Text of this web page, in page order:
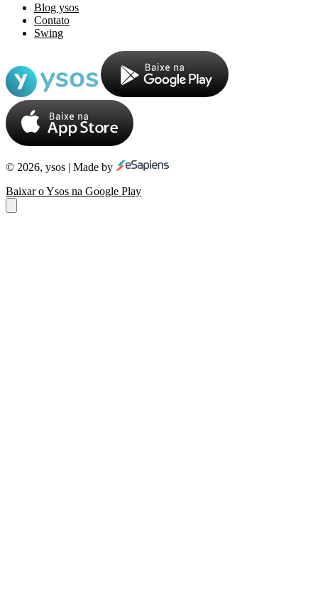
Blog ysos
Contato
Swing
© 2026, ysos | Made by
Baixar o Ysos na Google Play